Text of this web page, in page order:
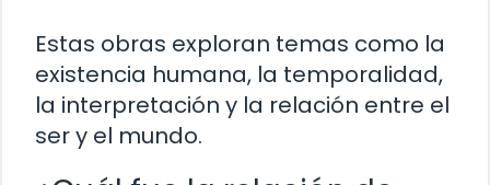
Estas obras exploran temas como la
existencia humana, la temporalidad,
la interpretación y la relación entre el
ser y el mundo.